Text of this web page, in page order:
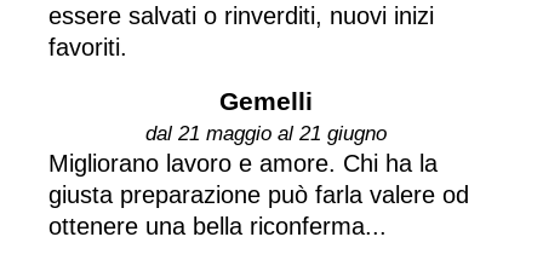
essere salvati o rinverditi, nuovi inizi
favoriti.
Gemelli
dal 21 maggio al 21 giugno
Migliorano lavoro e amore. Chi ha la
giusta preparazione può farla valere od
ottenere una bella riconferma...